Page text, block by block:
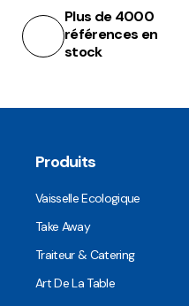
Plus de 4000
références en
stock
Produits
Vaisselle Ecologique
Take Away
Traiteur & Catering
Art De La Table